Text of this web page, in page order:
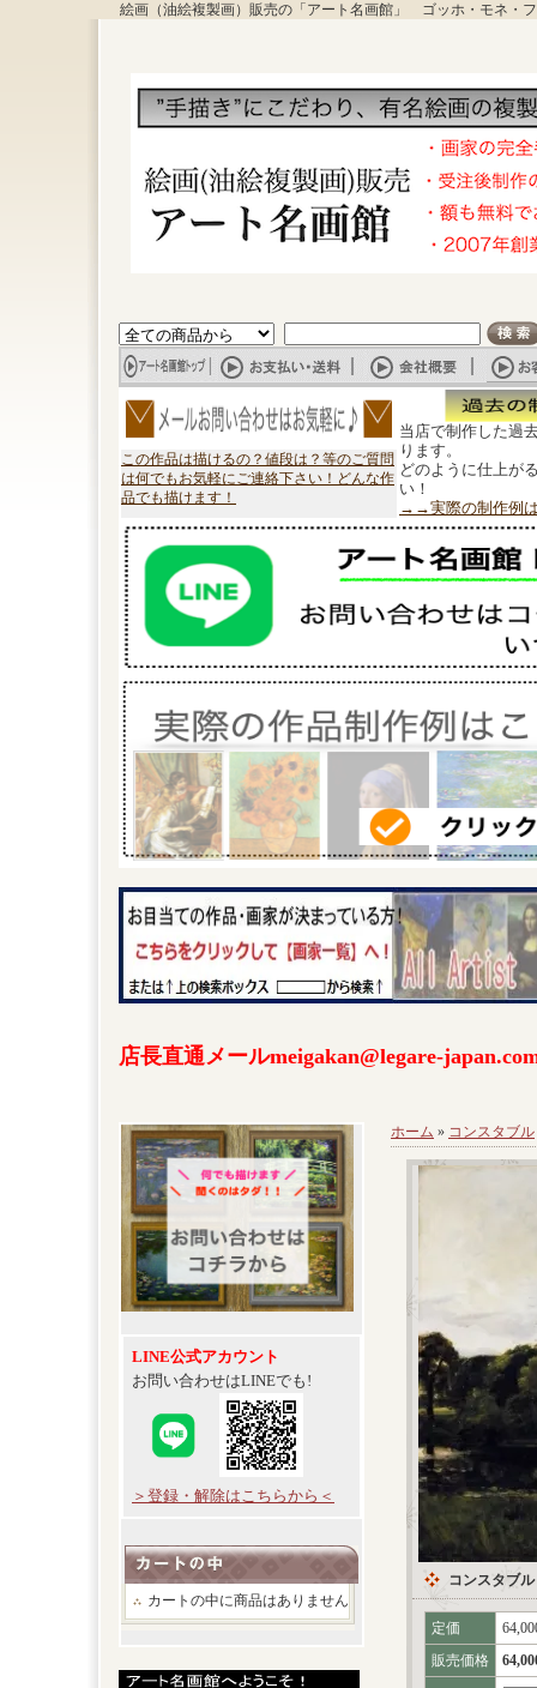
絵画（油絵複製画）販売の「アート名画館」 ゴッホ・モネ・
この作品は描けるの？値段は？等のご質問
は何でもお気軽にご連絡下さい！どんな作
品でも描けます！
当店で制作した過
ります。
どのように仕上が
い！
→→実際の制作例
店長直通メールmeigakan@legare-
LINE公式アカウント
お問い合わせはLINEでも!
＞登録・解除はこちらから＜
カートの中に商品はありません
ホーム » コンスタブル
コンスタブ
定価
販売価格